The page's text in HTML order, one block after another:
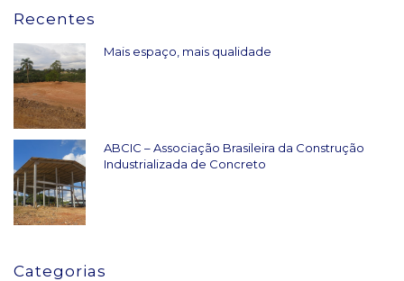
Recentes
Mais espaço, mais qualidade
ABCIC – Associação Brasileira da Construção
Industrializada de Concreto
Categorias